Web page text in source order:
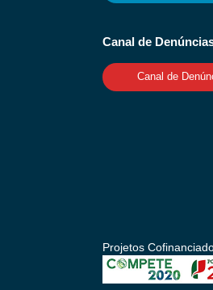
Canal de
Canal de
Projetos